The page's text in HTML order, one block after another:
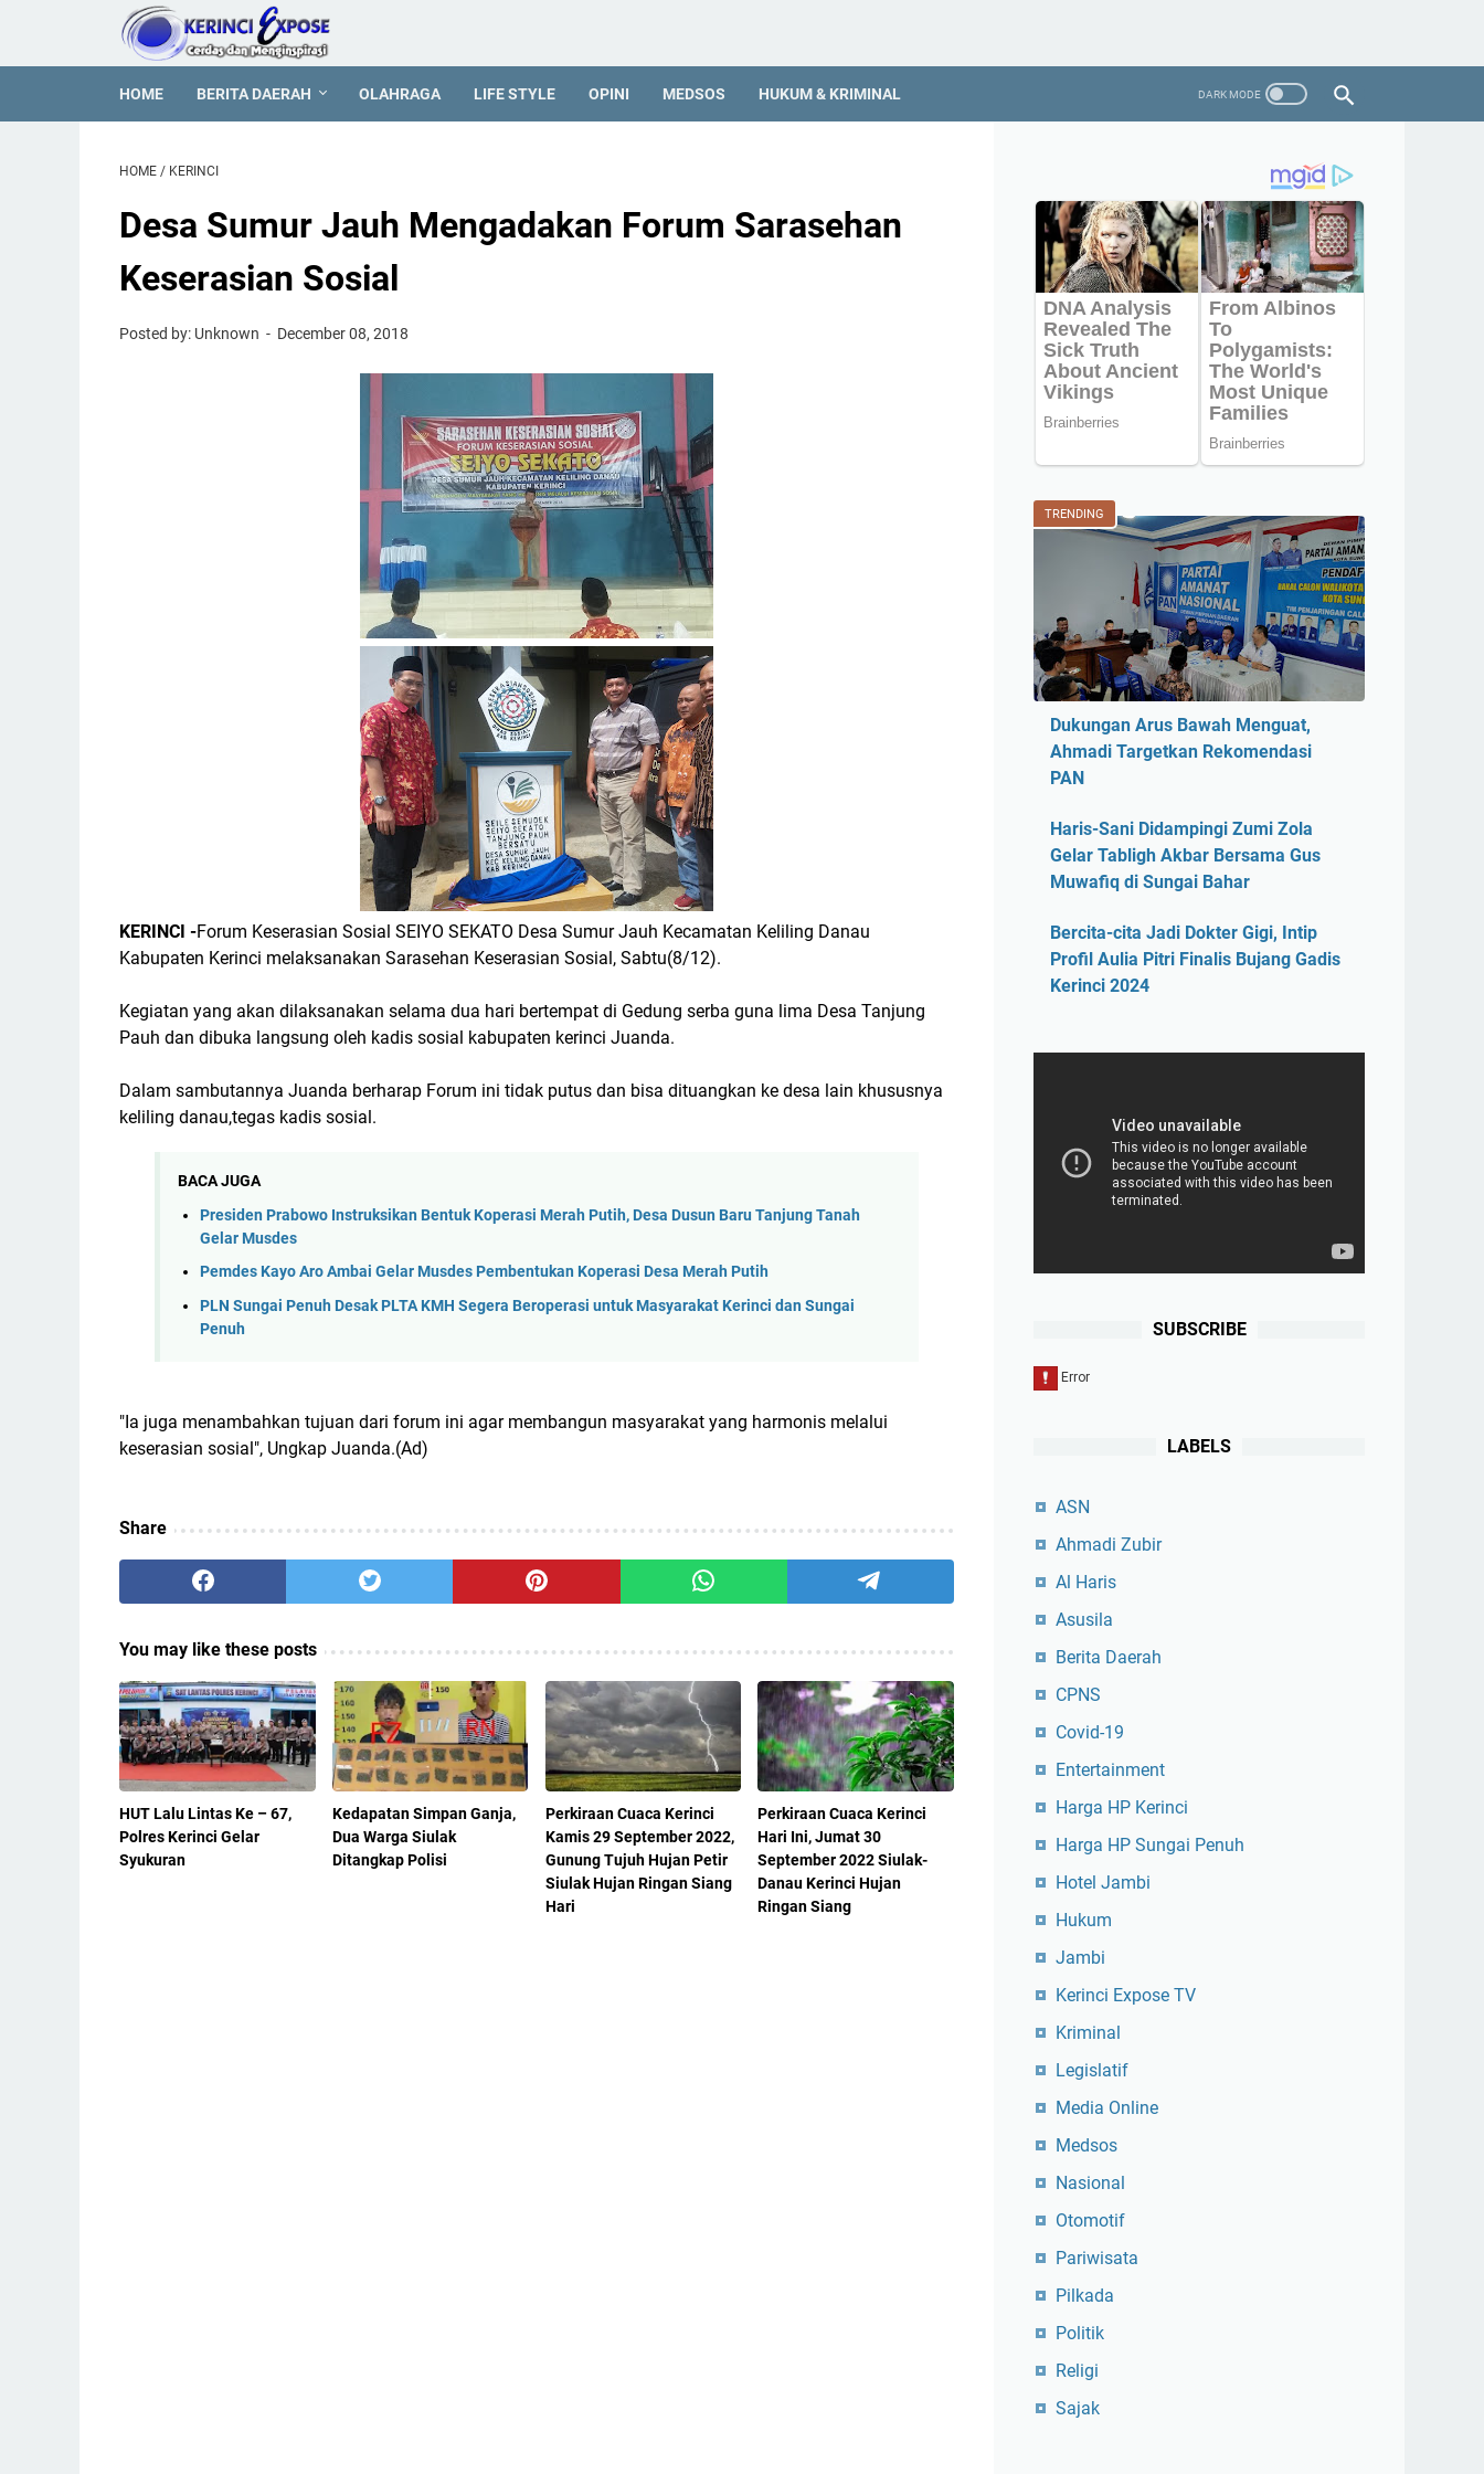
HOME BERITA DAERAH OLAHRAGA LIFE STYLE OPINI MEDSOS HUKUM & KRIMINAL
HOME / KERINCI
Desa Sumur Jauh Mengadakan Forum Sarasehan
Keserasian Sosial
Posted by: Unknown December 08, 2018
KERINCI -Forum Keserasian Sosial SEIYO SEKATO Desa Sumur Jauh Kecamatan Keliling Danau
Kabupaten Kerinci melaksanakan Sarasehan Keserasian Sosial, Sabtu(8/12).
Kegiatan yang akan dilaksanakan selama dua hari bertempat di Gedung serba guna lima Desa Tanjung
Pauh dan dibuka langsung oleh kadis sosial kabupaten kerinci Juanda.
Dalam sambutannya Juanda berharap Forum ini tidak putus dan bisa dituangkan ke desa lain khususnya
keliling danau,tegas kadis sosial.
BACA JUGA
Presiden Prabowo Instruksikan Bentuk Koperasi Merah Putih, Desa Dusun Baru Tanjung Tanah
Gelar Musdes
Pemdes Kayo Aro Ambai Gelar Musdes Pembentukan Koperasi Desa Merah Putih
PLN Sungai Penuh Desak PLTA KMH Segera Beroperasi untuk Masyarakat Kerinci dan Sungai
Penuh
"Ia juga menambahkan tujuan dari forum ini agar membangun masyarakat yang harmonis melalui
keserasian sosial", Ungkap Juanda.(Ad)
Share
You may like these posts
HUT Lalu Lintas Ke – 67,
Polres Kerinci Gelar
Syukuran
Kedapatan Simpan Ganja,
Dua Warga Siulak
Ditangkap Polisi
Perkiraan Cuaca Kerinci
Kamis 29 September 2022,
Gunung Tujuh Hujan Petir
Siulak Hujan Ringan Siang
Hari
Perkiraan Cuaca Kerinci
Hari Ini, Jumat 30
September 2022 Siulak-
Danau Kerinci Hujan
Ringan Siang
TRENDING
Dukungan Arus Bawah Menguat,
Ahmadi Targetkan Rekomendasi
PAN
Haris-Sani Didampingi Zumi Zola
Gelar Tabligh Akbar Bersama Gus
Muwafiq di Sungai Bahar
Bercita-cita Jadi Dokter Gigi, Intip
Profil Aulia Pitri Finalis Bujang Gadis
Kerinci 2024
SUBSCRIBE
LABELS
ASN
Ahmadi Zubir
Al Haris
Asusila
Berita Daerah
CPNS
Covid-19
Entertainment
Harga HP Kerinci
Harga HP Sungai Penuh
Hotel Jambi
Hukum
Jambi
Kerinci Expose TV
Kriminal
Legislatif
Media Online
Medsos
Nasional
Otomotif
Pariwisata
Pilkada
Politik
Religi
Sajak